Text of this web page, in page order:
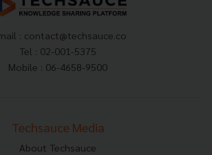
: contact@techsauce.co
Tel : 02-001-5375
Mobile : 06-4658-9500
Techsauce Media
About Techsauce